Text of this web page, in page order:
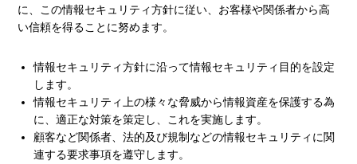
に、この情報セキュリティ方針に従い、お客様や関係者から高
い信頼を得ることに努めます。
情報セキュリティ方針に沿って情報セキュリティ目的を設定
します。
情報セキュリティ上の様々な脅威から情報資産を保護する為
に、適正な対策を策定し、これを実施します。
顧客など関係者、法的及び規制などの情報セキュリティに関
連する要求事項を遵守します。